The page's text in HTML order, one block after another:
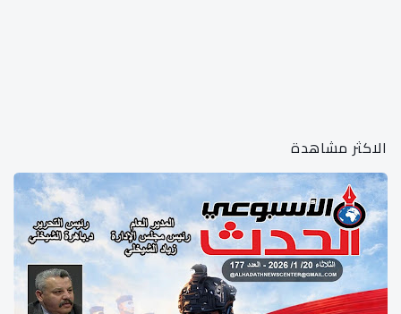
الاكثر مشاهدة